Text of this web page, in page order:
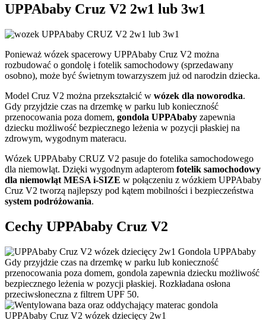
UPPAbaby Cruz V2 2w1 lub 3w1
Ponieważ wózek spacerowy UPPAbaby Cruz V2 można
rozbudować o gondolę i fotelik samochodowy (sprzedawany
osobno), może być świetnym towarzyszem już od narodzin dziecka.
Model Cruz V2 można przekształcić w wózek dla noworodka.
Gdy przyjdzie czas na drzemkę w parku lub konieczność
przenocowania poza domem, gondola UPPAbaby zapewnia
dziecku możliwość bezpiecznego leżenia w pozycji płaskiej na
zdrowym, wygodnym materacu.
Wózek UPPAbaby CRUZ V2 pasuje do fotelika samochodowego
dla niemowląt. Dzięki wygodnym adapterom fotelik samochodowy
dla niemowląt MESA i-SIZE w połączeniu z wózkiem UPPAbaby
Cruz V2 tworzą najlepszy pod kątem mobilności i bezpieczeństwa
system podróżowania.
Cechy UPPAbaby Cruz V2
Gondola UPPAbaby
Gdy przyjdzie czas na drzemkę w parku lub konieczność
przenocowania poza domem, gondola zapewnia dziecku możliwość
bezpiecznego leżenia w pozycji płaskiej. Rozkładana osłona
przeciwsłoneczna z filtrem UPF 50.